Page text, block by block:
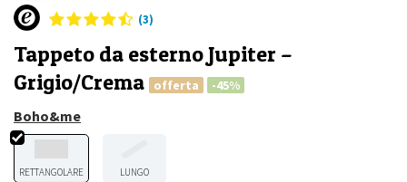
(3)
Tappeto da esterno Jupiter –
Grigio/Crema
offerta -45%
Boho&me
RETTANGOLARE LUNGO